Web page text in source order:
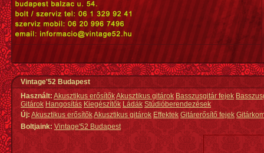
Vintage'52 Budapest
Használt: Akusztikus erősítőkAkusztikus gitárok Basszusgitár fejek
Gitárok Hangosítás Kiegészítők Ládák Stúdióberendezések
Új:Akusztikus erősítőkAkusztikus gitárok Effektek Gitárerősítő fejek
Boltjaink: Vintage'52 Budapest